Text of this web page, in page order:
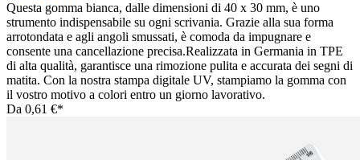
Questa gomma bianca, dalle dimensioni di 40 x 30 mm, è uno
strumento indispensabile su ogni scrivania. Grazie alla sua forma
arrotondata e agli angoli smussati, è comoda da impugnare e
consente una cancellazione precisa.Realizzata in Germania in TPE
di alta qualità, garantisce una rimozione pulita e accurata dei segni di
matita. Con la nostra stampa digitale UV, stampiamo la gomma con
il vostro motivo a colori entro un giorno lavorativo.
Da 0,61 €*